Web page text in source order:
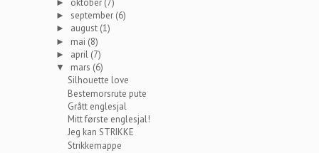
►
►september (6)
► august (1)
► mai (8)
► april (7)
▼ mars (6)
Silhouette love
Bestemorsrute pute
Grått englesjal
Mitt første englesjal!
Jeg kan STRIKKE
Strikkemappe